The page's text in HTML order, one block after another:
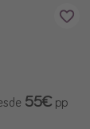
55€ pp